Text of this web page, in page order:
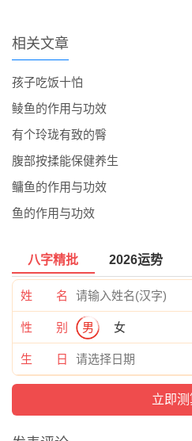
相关文章
孩子吃饭十怕
鲮鱼的作用与功效
有个玲珑有致的臀
腹部按揉能保健养生
鳙鱼的作用与功效
鱼的作用与功效
八字精批 2026运势
姓 名
性 别 男 女
生 日